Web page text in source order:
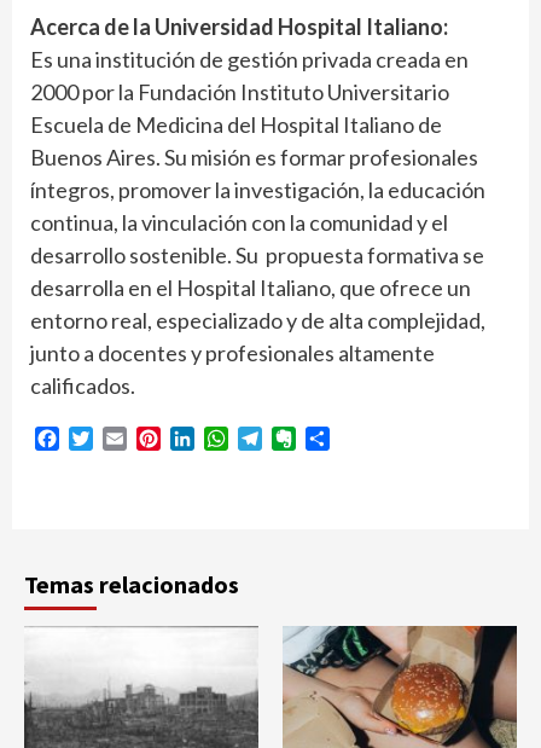
Acerca de la Universidad Hospital Italiano:
Es una institución de gestión privada creada en
2000 por la Fundación Instituto Universitario
Escuela de Medicina del Hospital Italiano de
Buenos Aires. Su misión es formar profesionales
íntegros, promover la investigación, la educación
continua, la vinculación con la comunidad y el
desarrollo sostenible. Su propuesta formativa se
desarrolla en el Hospital Italiano, que ofrece un
entorno real, especializado y de alta complejidad,
junto a docentes y profesionales altamente
calificados.
Facebook
Twitter
Email PinterestLinkedInWhatsApp
TelegramEvernote
Temas relacionados